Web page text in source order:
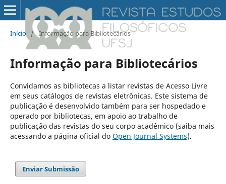
Início / Informação para Bibliotecários
Informação para Bibliotecários
Convidamos as bibliotecas a listar revistas de Acesso Livre
em seus catálogos de revistas eletrônicas. Este sistema de
publicação é desenvolvido também para ser hospedado e
operado por bibliotecas, em apoio ao trabalho de
publicação das revistas do seu corpo acadêmico (saiba mais
acessando a página oficial do Open Journal Systems).
Enviar Submissão